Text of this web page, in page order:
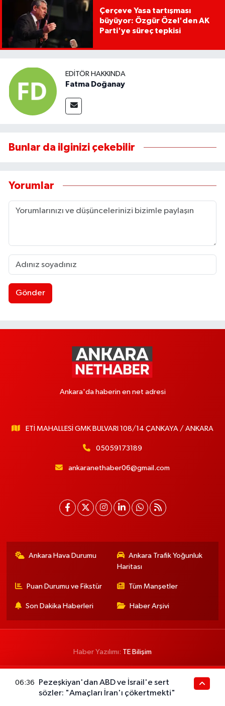
Çerçeve Yasa tartışması
büyüyor: Özgür Özel'den AK
Parti'ye süreç tepkisi
EDITÖR HAKKINDA
Fatma Doğanay
Bunlar da ilginizi çekebilir
Yorumlar
Gönder
Ankara'da haberin en net adresi
ETİ MAHALLESİ GMK BULVARI 108/14 ÇANKAYA / ANKARA
05059173189
ankaranethaber06@gmail.com
Ankara Hava Durumu
Ankara Trafik Yoğunluk
Haritası
Puan Durumu ve Fikstür Tüm Manşetler
Son Dakika Haberleri Haber Arşivi
Haber Yazılımı: TE Bilişim
06:36
Pezeşkiyan'dan ABD ve İsrail'e sert
sözler: "Amaçları İran'ı çökertmekti"